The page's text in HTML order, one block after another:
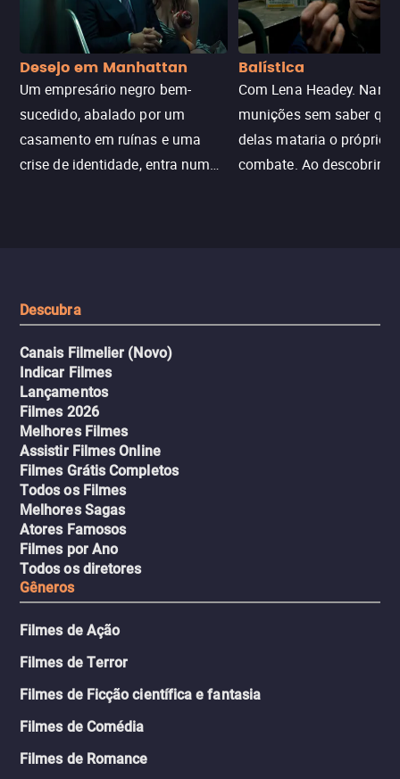
Desejo em Manhattan
Um empresário negro bem-
sucedido, abalado por um
casamento em ruínas e uma
crise de identidade, entra num
Balística
Com Lena Headey.
munições sem saber
delas mataria o próprio
combate. Ao descobrir a
Descubra
Canais Filmelier (Novo)
Indicar Filmes
Lançamentos
Filmes 2026
Melhores Filmes
Assistir Filmes Online
Filmes Grátis Completos
Todos os Filmes
Melhores Sagas
Atores Famosos
Filmes por Ano
Todos os diretores
Gêneros
Filmes de Ação
Filmes de Terror
Filmes de Ficção científica e fantasia
Filmes de Comédia
Filmes de Romance